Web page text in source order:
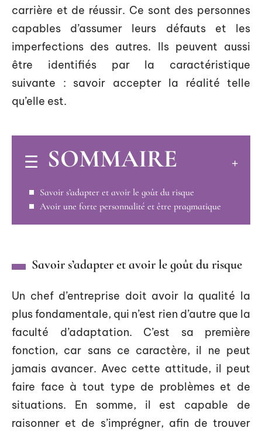
carrière et de réussir. Ce sont des personnes
capables d’assumer leurs défauts et les
imperfections des autres. Ils peuvent aussi
être identifiés par la caractéristique
suivante : savoir accepter la réalité telle
qu’elle est.
SOMMAIRE
Savoir s’adapter et avoir le goût du risque
Avoir une forte personnalité et être pragmatique
Savoir s’adapter et avoir le goût du risque
Un chef d’entreprise doit avoir la qualité la
plus fondamentale, qui n’est rien d’autre que la
faculté d’adaptation. C’est sa première
fonction, car sans ce caractère, il ne peut
jamais avancer. Avec cette attitude, il peut
faire face à tout type de problèmes et de
situations. En somme, il est capable de
raisonner et de s’imprégner, afin de trouver